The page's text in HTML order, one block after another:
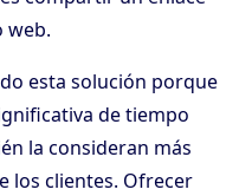
web.
esta solución porque
de tiempo
la consideran más
los clientes. Ofrecer